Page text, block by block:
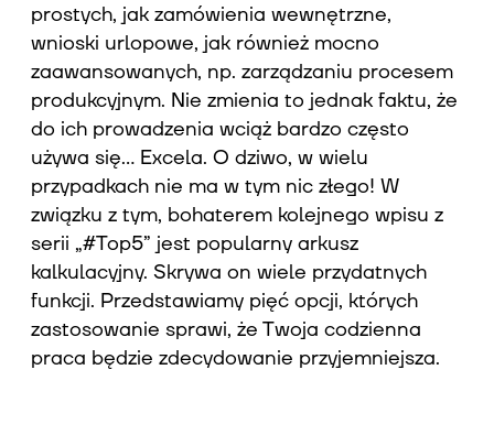
prostych, jak zamówienia wewnętrzne,
wnioski urlopowe, jak również mocno
zaawansowanych, np. zarządzaniu procesem
produkcyjnym. Nie zmienia to jednak faktu, że
do ich prowadzenia wciąż bardzo często
używa się… Excela. O dziwo, w wielu
przypadkach nie ma w tym nic złego! W
związku z tym, bohaterem kolejnego wpisu z
serii „#Top5” jest popularny arkusz
kalkulacyjny. Skrywa on wiele przydatnych
funkcji. Przedstawiamy pięć opcji, których
zastosowanie sprawi, że Twoja codzienna
praca będzie zdecydowanie przyjemniejsza.